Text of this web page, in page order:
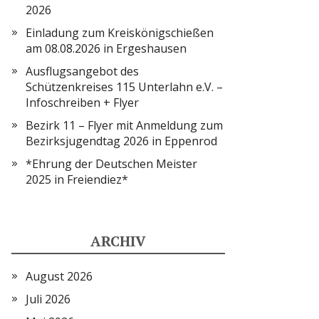
2026
Einladung zum Kreiskönigschießen
am 08.08.2026 in Ergeshausen
Ausflugsangebot des
Schützenkreises 115 Unterlahn e.V. –
Infoschreiben + Flyer
Bezirk 11 – Flyer mit Anmeldung zum
Bezirksjugendtag 2026 in Eppenrod
*Ehrung der Deutschen Meister
2025 in Freiendiez*
ARCHIV
August 2026
Juli 2026